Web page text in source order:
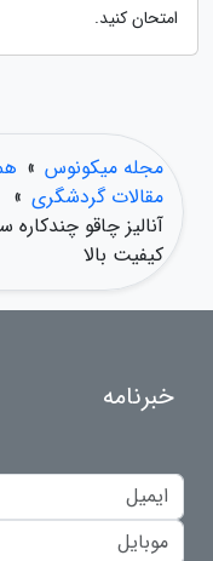
امتحان کنید.
مجله میکونوس »
مقالات گردشگری »
آنالیز چاقو
کیفیت بالا
خبرنامه